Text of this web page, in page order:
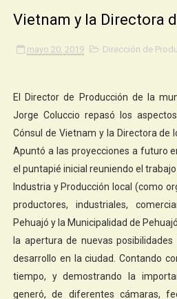
Vietnam y la Directora
mayo 20, 2019 Dirección de
El Director de Producción de la
Jorge Coluccio repasó los
Cónsul de Vietnam y la Directora de
Apuntó a las proyecciones a futuro
el puntapié inicial reuniendo el
Industria y Producción local (como
productores, industriales,
Pehuajó y la Municipalidad de
la apertura de nuevas
desarrollo en la ciudad. Contando
tiempo, y demostrando la
generó, de diferentes cámaras,